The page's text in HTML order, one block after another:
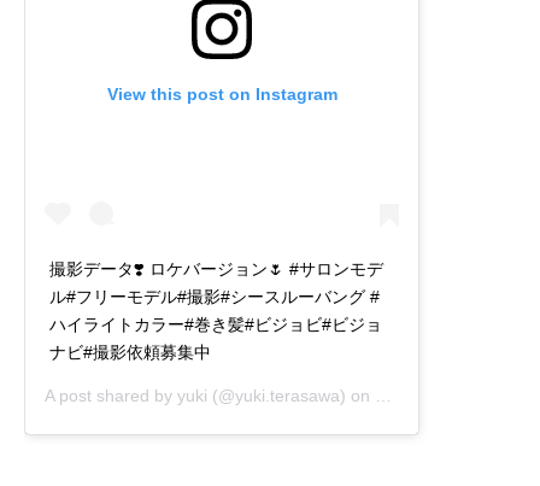
View this post on Instagram
撮影データ❣️ ロケバージョン🌷 #サロンモデ
ル#フリーモデル#撮影#シースルーバング #
ハイライトカラー#巻き髪#ビジョビ#ビジョ
ナビ#撮影依頼募集中
A post shared by yuki (@yuki.terasawa) on